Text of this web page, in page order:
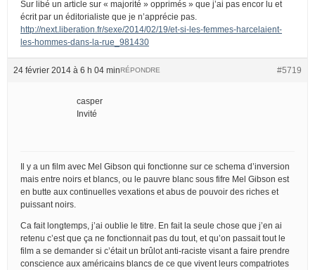
Sur libé un article sur « majorité » opprimés » que j’ai pas encor lu et
écrit par un éditorialiste que je n’apprécie pas.
http://next.liberation.fr/sexe/2014/02/19/et-si-les-femmes-harcelaient-
les-hommes-dans-la-rue_981430
24 février 2014 à 6 h 04 min #5719
RÉPONDRE
casper
Invité
Il y a un film avec Mel Gibson qui fonctionne sur ce schema d’inversion
mais entre noirs et blancs, ou le pauvre blanc sous fifre Mel Gibson est
en butte aux continuelles vexations et abus de pouvoir des riches et
puissant noirs.
Ca fait longtemps, j’ai oublie le titre. En fait la seule chose que j’en ai
retenu c’est que ça ne fonctionnait pas du tout, et qu’on passait tout le
film a se demander si c’était un brûlot anti-raciste visant a faire prendre
conscience aux américains blancs de ce que vivent leurs compatriotes